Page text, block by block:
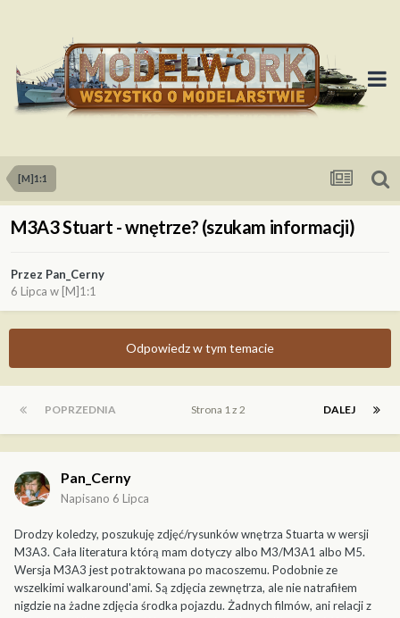
[M]1:1
M3A3 Stuart - wnętrze? (szukam informacji)
Przez Pan_Cerny
6 Lipca w [M]1:1
Odpowiedz w tym temacie
POPRZEDNIA DALEJ
Strona 1 z 2
Pan_Cerny
Napisano 6 Lipca
Drodzy koledzy, poszukuję zdjęć/rysunków wnętrza Stuarta w wersji
M3A3. Cała literatura którą mam dotyczy albo M3/M3A1 albo M5.
Wersja M3A3 jest potraktowana po macoszemu. Podobnie ze
wszelkimi walkaround'ami. Są zdjęcia zewnętrza, ale nie natrafiłem
nigdzie na żadne zdjęcia środka pojazdu. Żadnych filmów, ani relacji z